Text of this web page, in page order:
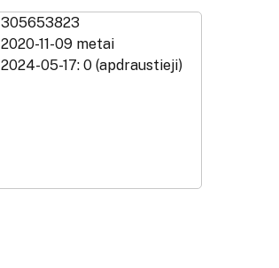
305653823
2020-11-09 metai
2024-05-17: 0 (apdraustieji)